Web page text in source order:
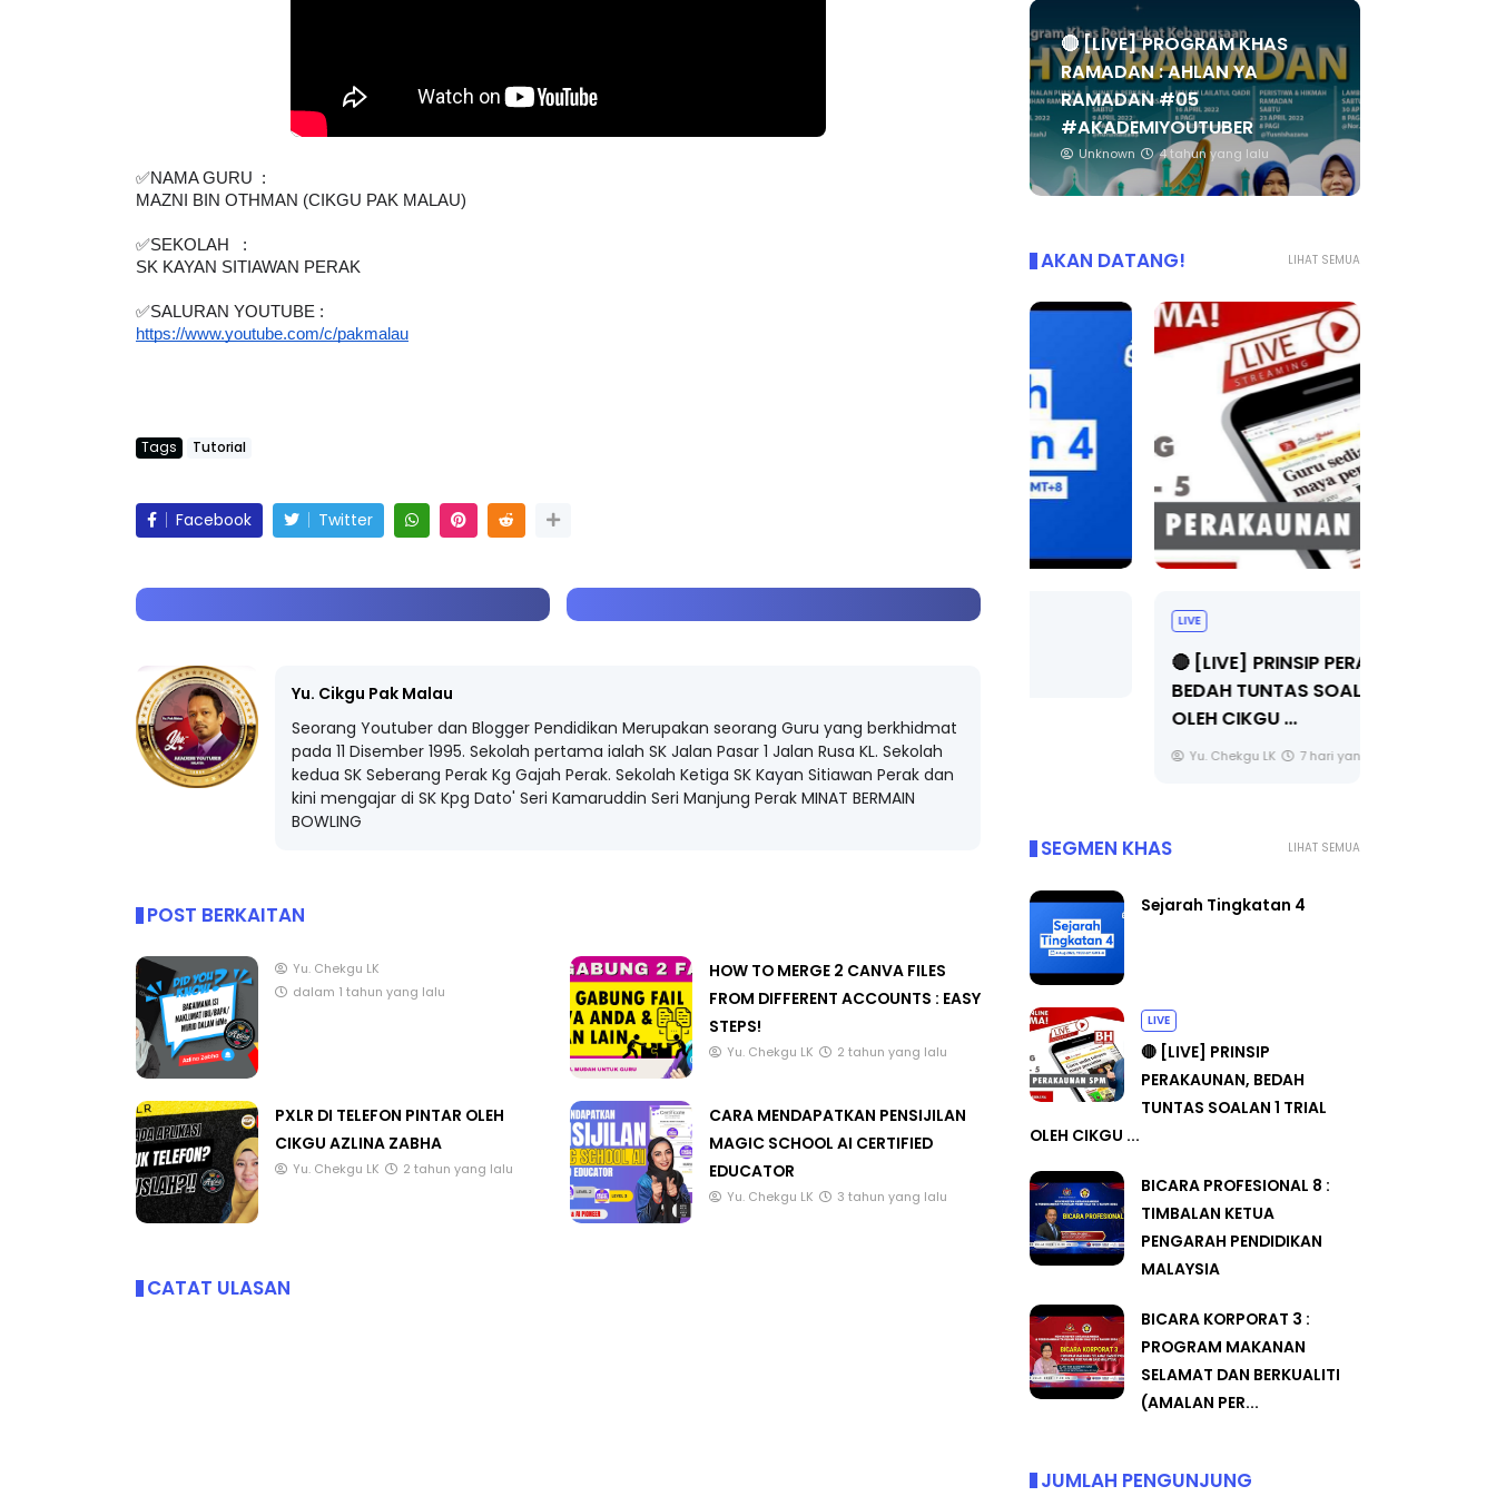
✅NAMA GURU  :
MAZNI BIN OTHMAN (CIKGU PAK MALAU)
✅SEKOLAH   :
SK KAYAN SITIAWAN PERAK
✅SALURAN YOUTUBE :
https://www.youtube.com/c/pakmalau
Tags Tutorial
Facebook Twitter
Yu. Cikgu Pak Malau
Seorang Youtuber dan Blogger Pendidikan Merupakan seorang Guru yang berkhidmat
pada 11 Disember 1995. Sekolah pertama ialah SK Jalan Pasar 1 Jalan Rusa KL. Sekolah
kedua SK Seberang Perak Kg Gajah Perak. Sekolah Ketiga SK Kayan Sitiawan Perak dan
kini mengajar di SK Kpg Dato' Seri Kamaruddin Seri Manjung Perak MINAT BERMAIN
BOWLING
POST BERKAITAN
Yu. Chekgu LK
dalam 1 tahun yang lalu
HOW TO MERGE 2 CANVA FILES
FROM DIFFERENT ACCOUNTS : EASY
STEPS!
Yu. Chekgu LK 2 tahun yang lalu
PXLR DI TELEFON PINTAR OLEH
CIKGU AZLINA ZABHA
Yu. Chekgu LK 2 tahun yang lalu
CARA MENDAPATKAN PENSIJILAN
MAGIC SCHOOL AI CERTIFIED
EDUCATOR
Yu. Chekgu LK 3 tahun yang lalu
CATAT ULASAN
🔴 [LIVE] PROGRAM KHAS
RAMADAN : AHLAN YA
RAMADAN #05
#AKADEMIYOUTUBER
Unknown 4 tahun yang lalu
LIHAT SEMUA
AKAN DATANG!
SELAMAT DAN
(AMALAN PER...
9 hari yang lalu
EDUCATION IN INDONESIA
THROUG...
Unknown 9 hari yang lalu
🔴 [LIVE] PRINSIP PERAKAUNAN,
BEDAH TUNTAS SOALAN 1 TRIAL
7 hari yang lalu
LIHAT SEMUA
SEGMEN KHAS
Sejarah Tingkatan 4
LIVE
🔴 [LIVE] PRINSIP
PERAKAUNAN, BEDAH
TUNTAS SOALAN 1 TRIAL
OLEH CIKGU ...
BICARA PROFESIONAL 8 :
TIMBALAN KETUA
PENGARAH PENDIDIKAN
MALAYSIA
BICARA KORPORAT 3 :
PROGRAM MAKANAN
SELAMAT DAN BERKUALITI
(AMALAN PER...
JUMLAH PENGUNJUNG